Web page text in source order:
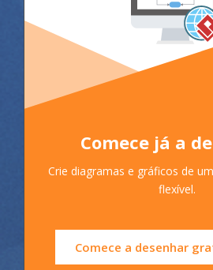
Comece já a
Crie diagramas e gráficos de
flexível.
Comece a desenhar